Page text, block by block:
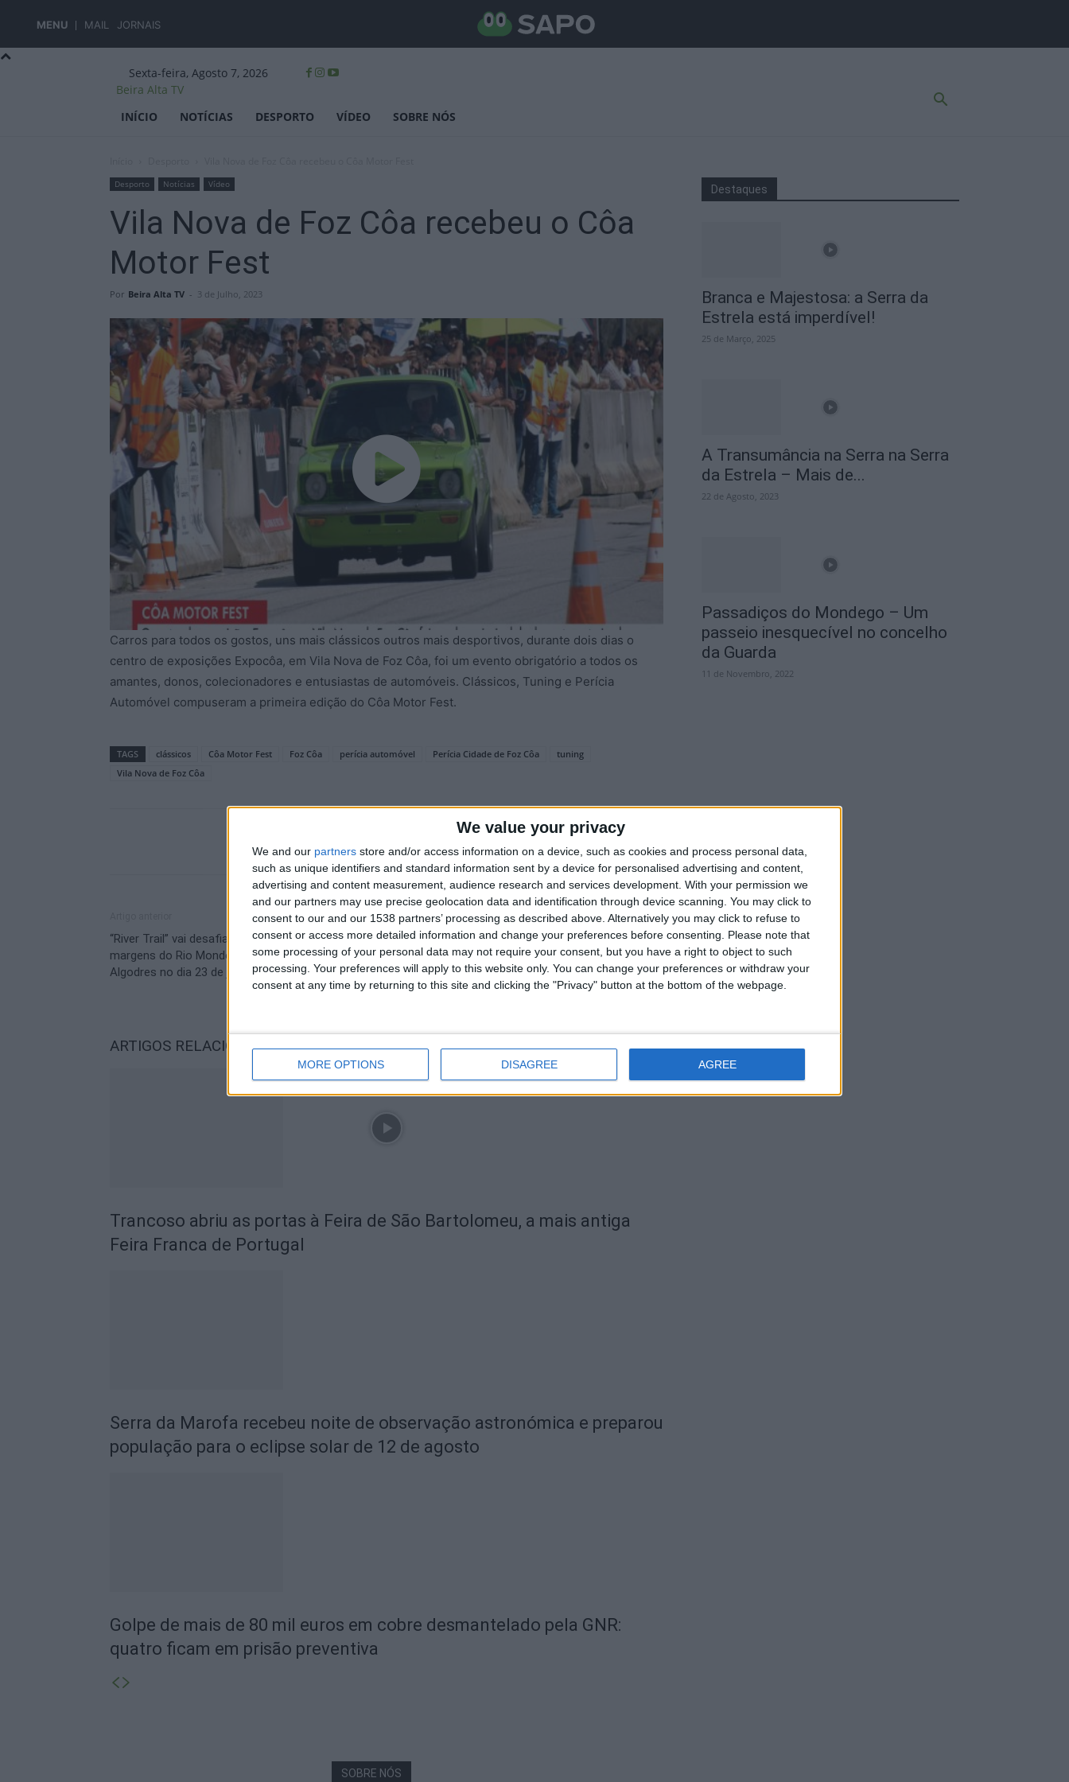
We value your privacy
We and our partners store and/or access information on a device, such as cookies and process personal data,
such as unique identifiers and standard information sent by a device for personalised advertising and content,
advertising and content measurement, audience research and services development. With your permission we
and our partners may use precise geolocation data and identification through device scanning. You may click to
consent to our and our 1538 partners’ processing as described above. Alternatively you may click to refuse to
consent or access more detailed information and change your preferences before consenting.
Please note that
some processing of your personal data may not require your consent, but you have a right to object to such
processing. Your preferences will apply to this website only. You can change your preferences or withdraw your
consent at any time by returning to this site and clicking the "Privacy" button at the bottom of the webpage.
MORE OPTIONS DISAGREE AGREE
MENU MAIL JORNAIS
Sexta-feira, Agosto 7, 2026
Beira Alta TV
INÍCIO
NOTÍCIAS DESPORTO VÍDEO SOBRE NÓS
Desporto Notícias Vídeo
Vila Nova de Foz Côa recebeu o Côa
Motor Fest
Por Beira Alta TV - 3 de Julho, 2023
Play
Video
Carros para todos os gostos, uns mais clássicos outros mais desportivos, durante dois dias o
centro de exposições Expocôa, em Vila Nova de Foz Côa, foi um evento obrigatório a todos os
amantes, donos, colecionadores e entusiastas de automóveis. Clássicos, Tuning e Perícia
Automóvel compuseram a primeira edição do Côa Motor Fest.
TAGS clássicos Côa Motor Fest Foz Côa perícia automóvel Perícia Cidade de Foz Côa
tuning
Vila Nova de Foz Côa
“River Trail” vai desafiar os atletas a percorrer as
margens do Rio Mondego em Fornos de
Algodres no dia 23 de julho
Próximo artigo
Plogging na Torre: Caminhada com recolha de
lixo na Serra da Estrela no próximo sábado
ARTIGOS RELACIONADOSMais do autor
Trancoso abriu as portas à Feira de São Bartolomeu, a mais antiga
Feira Franca de Portugal
Serra da Marofa recebeu noite de observação astronómica e preparou
população para o eclipse solar de 12 de agosto
Golpe de mais de 80 mil euros em cobre desmantelado pela GNR:
quatro ficam em prisão preventiva
Destaques
Branca e Majestosa: a Serra da
Estrela está imperdível!
25 de Março, 2025
A Transumância na Serra na Serra
da Estrela – Mais de...
22 de Agosto, 2023
Passadiços do Mondego – Um
passeio inesquecível no concelho
da Guarda
11 de Novembro, 2022
SOBRE NÓS